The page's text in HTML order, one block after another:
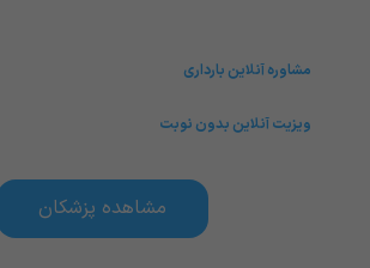
مشاوره آنلاین بارداری
ویزیت آنلاین بدون نوبت
مشاهده پزشکان